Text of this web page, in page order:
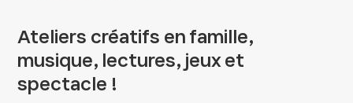
Ateliers créatifs en famille,
musique, lectures, jeux et
spectacle !